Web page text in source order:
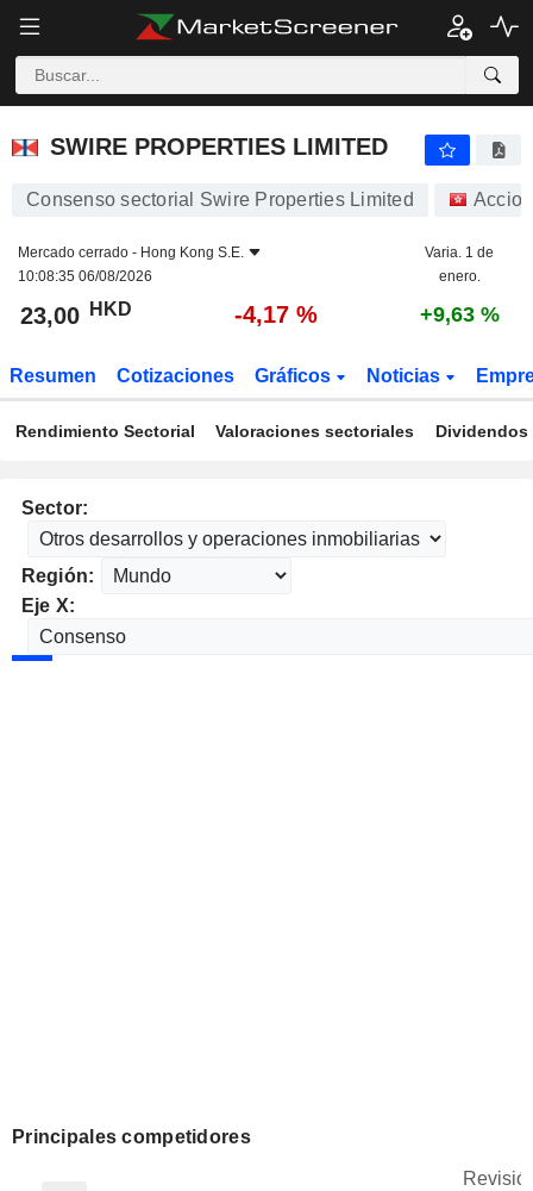
SWIRE PROPERTIES LIMITED -4,17 %
SWIRE PROPERTIES LIMITED
Consenso sectorial Swire Properties Limited
Mercado cerrado - Hong Kong S.E.
10:08:35 06/08/2026
Varia. 1 de
enero.
23,00 HKD -4,17 % +9,63 %
Resumen Cotizaciones Gráficos Noticias
Rendimiento Sectorial Valoraciones sectoriales
Sector:
Región:
Eje X:
Principales competidores